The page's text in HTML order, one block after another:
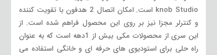
knob Studio است. امکان اتصال 2 هدفون با تقویت کننده
و کنترلر مجزا نیز بر روی این محصول فراهم شده است. از
این سری از محصولات مکی بیش از 1دهه است که به عنوان
راه حلی برای استودیوی های حرفه ای و خانگی استفاده می